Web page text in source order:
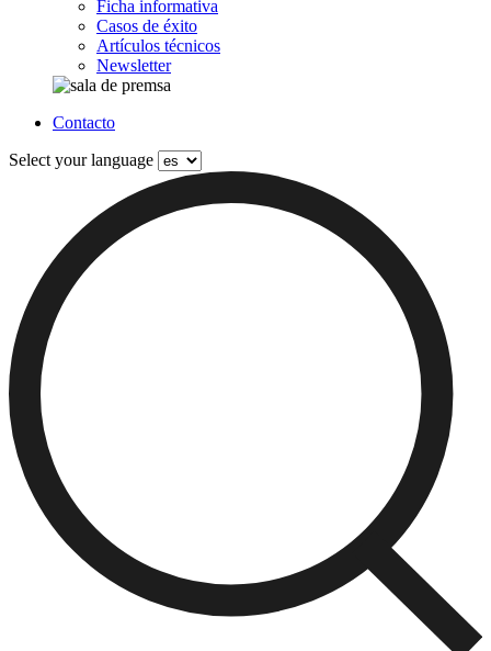
Ficha informativa
Casos de éxito
Artículos técnicos
Newsletter
Contacto
Select your language